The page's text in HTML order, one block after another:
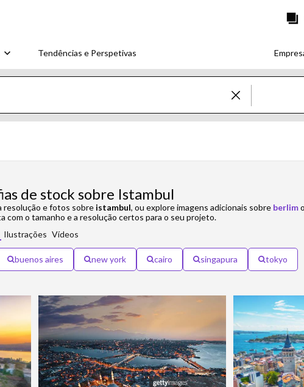
Tendências e Perspetivas
de stock sobre Istambul
e fotos sobre istambul, ou explore imagens adicionais sobre berlim
com o tamanho e a resolução certos para o seu projeto.
Ilustrações Vídeos
buenos aires new york cairo singapura tokyo